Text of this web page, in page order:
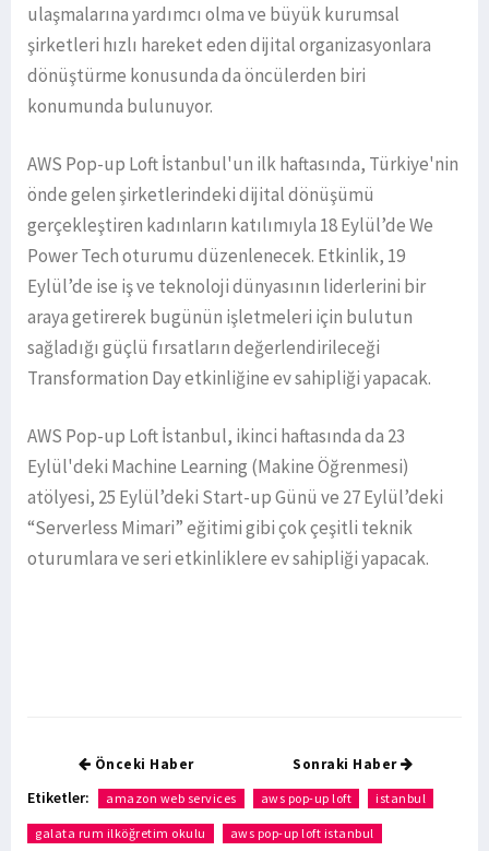
ulaşmalarına yardımcı olma ve büyük kurumsal
şirketleri hızlı hareket eden dijital organizasyonlara
dönüştürme konusunda da öncülerden biri
konumunda bulunuyor.
AWS Pop-up Loft İstanbul'un ilk haftasında, Türkiye'nin
önde gelen şirketlerindeki dijital dönüşümü
gerçekleştiren kadınların katılımıyla 18 Eylül’de We
Power Tech oturumu düzenlenecek. Etkinlik, 19
Eylül’de ise iş ve teknoloji dünyasının liderlerini bir
araya getirerek bugünün işletmeleri için bulutun
sağladığı güçlü fırsatların değerlendirileceği
Transformation Day etkinliğine ev sahipliği yapacak.
AWS Pop-up Loft İstanbul, ikinci haftasında da 23
Eylül'deki Machine Learning (Makine Öğrenmesi)
atölyesi, 25 Eylül’deki Start-up Günü ve 27 Eylül’deki
“Serverless Mimari” eğitimi gibi çok çeşitli teknik
oturumlara ve seri etkinliklere ev sahipliği yapacak.
Önceki Haber Sonraki Haber
Etiketler: amazon web services aws pop-up loft istanbul
galata rum ilköğretim okulu aws pop-up loft istanbul